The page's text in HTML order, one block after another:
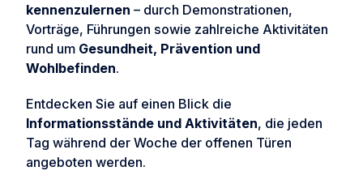
kennenzulernen – durch Demonstrationen,
Vorträge, Führungen sowie zahlreiche Aktivitäten
rund um Gesundheit, Prävention und
Wohlbefinden.
Entdecken Sie auf einen Blick die
Informationsstände und Aktivitäten, die jeden
Tag während der Woche der offenen Türen
angeboten werden.